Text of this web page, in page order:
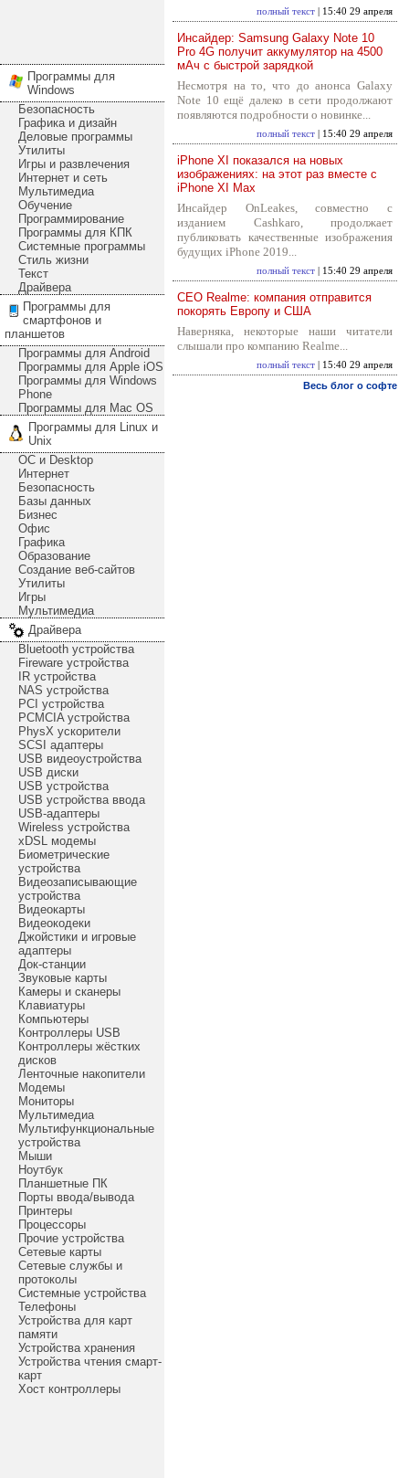
Программы для
Windows
Безопасность
Графика и дизайн
Деловые программы
Утилиты
Игры и развлечения
Интернет и сеть
Мультимедиа
Обучение
Программирование
Программы для КПК
Системные программы
Стиль жизни
Текст
Драйвера
Программы для
смартфонов и
планшетов
Программы для Android
Программы для Apple iOS
Программы для Windows
Phone
Программы для Mac OS
Программы для Linux и
Unix
ОС и Desktop
Интернет
Безопасность
Базы данных
Бизнес
Офис
Графика
Образование
Создание веб-сайтов
Утилиты
Игры
Мультимедиа
Драйвера
Bluetooth устройства
Fireware устройства
IR устройства
NAS устройства
PCI устройства
PCMCIA устройства
PhysX ускорители
SCSI адаптеры
USB видеоустройства
USB диски
USB устройства
USB устройства ввода
USB-адаптеры
Wireless устройства
xDSL модемы
Биометрические
устройства
Видеозаписывающие
устройства
Видеокарты
Видеокодеки
Джойстики и игровые
адаптеры
Док-станции
Звуковые карты
Камеры и сканеры
Клавиатуры
Компьютеры
Контроллеры USB
Контроллеры жёстких
дисков
Ленточные накопители
Модемы
Мониторы
Мультимедиа
Мультифункциональные
устройства
Мыши
Ноутбук
Планшетные ПК
Порты ввода/вывода
Принтеры
Процессоры
Прочие устройства
Сетевые карты
Сетевые службы и
протоколы
Системные устройства
Телефоны
Устройства для карт
памяти
Устройства хранения
Устройства чтения смарт-
карт
Хост контроллеры
полный текст | 15:40 29 апреля
Инсайдер: Samsung Galaxy Note 10
Pro 4G получит аккумулятор на 4500
мАч с быстрой зарядкой
Несмотря на то, что до анонса Galaxy
Note 10 ещё далеко в сети продолжают
появляются подробности о новинке...
полный текст | 15:40 29 апреля
iPhone XI показался на новых
изображениях: на этот раз вместе с
iPhone XI Max
Инсайдер OnLeakes, совместно с
изданием Cashkaro, продолжает
публиковать качественные изображения
будущих iPhone 2019...
полный текст | 15:40 29 апреля
CEO Realme: компания отправится
покорять Европу и США
Наверняка, некоторые наши читатели
слышали про компанию Realme...
полный текст | 15:40 29 апреля
Весь блог о софте